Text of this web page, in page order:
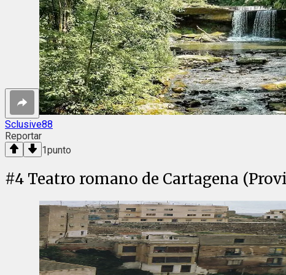
Sclusive88
Reportar
1punto
#4 Teatro romano de Cartagena